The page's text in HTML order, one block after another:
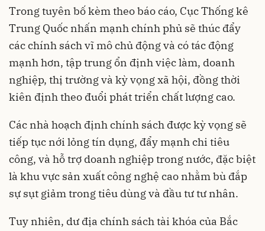
Trong tuyên bố kèm theo báo cáo, Cục Thống kê
Trung Quốc nhấn mạnh chính phủ sẽ thúc đẩy
các chính sách vĩ mô chủ động và có tác động
mạnh hơn, tập trung ổn định việc làm, doanh
nghiệp, thị trường và kỳ vọng xã hội, đồng thời
kiên định theo đuổi phát triển chất lượng cao.
Các nhà hoạch định chính sách được kỳ vọng sẽ
tiếp tục nới lỏng tín dụng, đẩy mạnh chi tiêu
công, và hỗ trợ doanh nghiệp trong nước, đặc biệt
là khu vực sản xuất công nghệ cao nhằm bù đắp
sự sụt giảm trong tiêu dùng và đầu tư tư nhân.
Tuy nhiên, dư địa chính sách tài khóa của Bắc